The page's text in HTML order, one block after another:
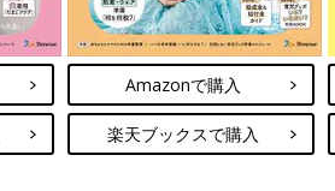
Amazonで購入
楽天ブックスで購入